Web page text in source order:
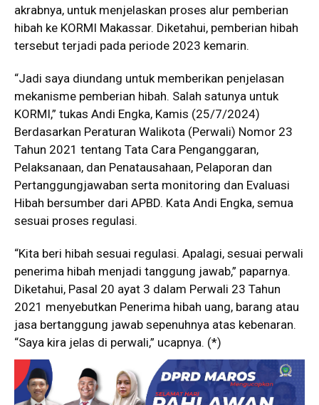
akrabnya, untuk menjelaskan proses alur pemberian
hibah ke KORMI Makassar. Diketahui, pemberian hibah
tersebut terjadi pada periode 2023 kemarin.
“Jadi saya diundang untuk memberikan penjelasan
mekanisme pemberian hibah. Salah satunya untuk
KORMI,” tukas Andi Engka, Kamis (25/7/2024)
Berdasarkan Peraturan Walikota (Perwali) Nomor 23
Tahun 2021 tentang Tata Cara Penganggaran,
Pelaksanaan, dan Penatausahaan, Pelaporan dan
Pertanggungjawaban serta monitoring dan Evaluasi
Hibah bersumber dari APBD. Kata Andi Engka, semua
sesuai proses regulasi.
“Kita beri hibah sesuai regulasi. Apalagi, sesuai perwali
penerima hibah menjadi tanggung jawab,” paparnya.
Diketahui, Pasal 20 ayat 3 dalam Perwali 23 Tahun
2021 menyebutkan Penerima hibah uang, barang atau
jasa bertanggung jawab sepenuhnya atas kebenaran.
“Saya kira jelas di perwali,” ucapnya. (*)